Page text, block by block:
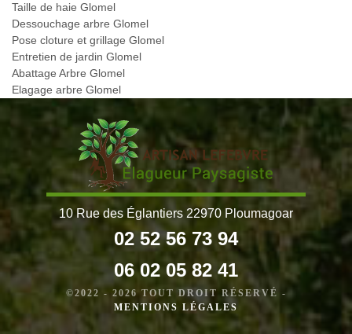
Taille de haie Glomel
Dessouchage arbre Glomel
Pose cloture et grillage Glomel
Entretien de jardin Glomel
Abattage Arbre Glomel
Elagage arbre Glomel
10 Rue des Églantiers 22970 Ploumagoar
02 52 56 73 94
06 02 05 82 41
©2022 - 2026 TOUT DROIT RÉSERVÉ -
MENTIONS LÉGALES